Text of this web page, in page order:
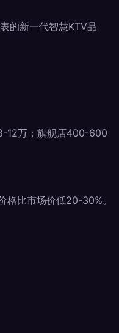
的新一代智慧KTV品
12万；旗舰店400-600
格比市场价低20-30%。